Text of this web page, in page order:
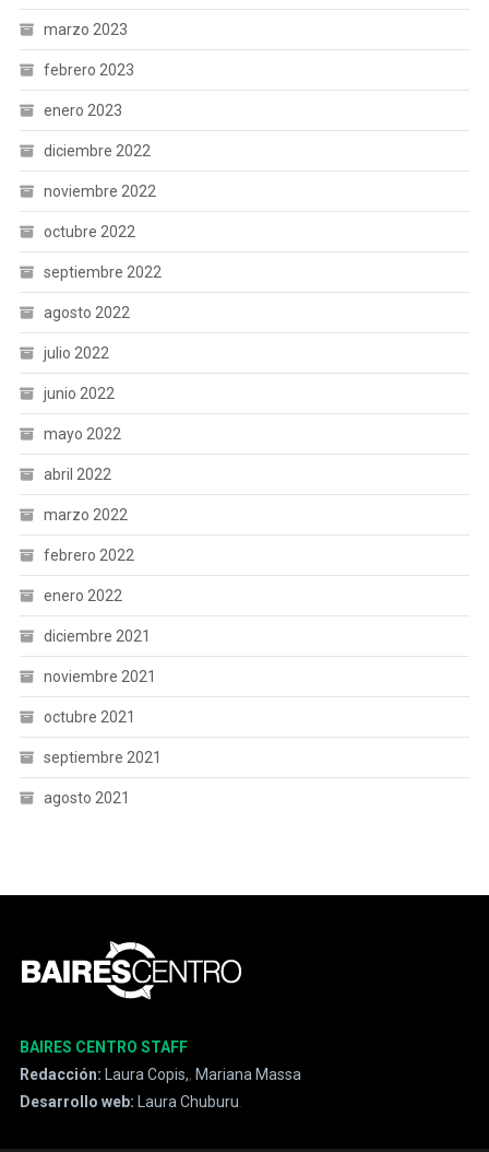
marzo 2023
febrero 2023
enero 2023
diciembre 2022
noviembre 2022
octubre 2022
septiembre 2022
agosto 2022
julio 2022
junio 2022
mayo 2022
abril 2022
marzo 2022
febrero 2022
enero 2022
diciembre 2021
noviembre 2021
octubre 2021
septiembre 2021
agosto 2021
BAIRES CENTRO STAFF
Redacción: Laura Copis,, Mariana Massa
Desarrollo web: Laura Chuburu.